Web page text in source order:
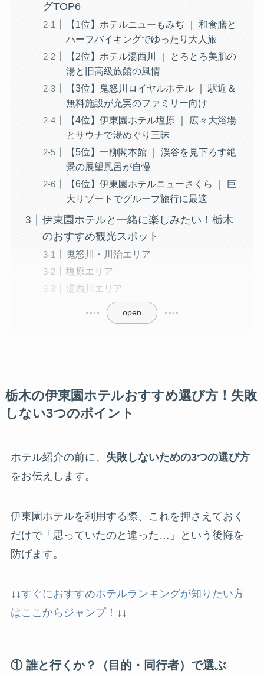
グTOP6
【1位】ホテルニューもみぢ ｜ 和食膳と
ハーフバイキングでゆったり大人旅
【2位】ホテル湯西川 ｜ とろとろ美肌の
湯と旧高級旅館の風情
【3位】鬼怒川ロイヤルホテル ｜ 駅近＆
無料施設が充実のファミリー向け
【4位】伊東園ホテル塩原 ｜ 広々大浴場
とサウナで湯めぐり三昧
【5位】一柳閣本館 ｜ 渓谷を見下ろす絶
景の展望風呂が自慢
【6位】伊東園ホテルニューさくら ｜ 巨
大リゾートでグループ旅行に最適
伊東園ホテルと一緒に楽しみたい！栃木
のおすすめ観光スポット
鬼怒川・川治エリア
塩原エリア
湯西川エリア
open
栃木の伊東園ホテルおすすめ選び方！失敗
しない3つのポイント
ホテル紹介の前に、 失敗しないための3つの選び方
をお伝えします。
伊東園ホテルを利用する際、これを押さえておく
だけで「思っていたのと違った…」という後悔を
防げます。
↓↓すぐにおすすめホテルランキングが知りたい方
はここからジャンプ！ ↓↓
① 誰と行くか？（目的・同行者）で選ぶ